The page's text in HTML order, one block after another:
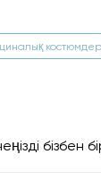
костюмдер
бізбен